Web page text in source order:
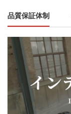
品質保証体制